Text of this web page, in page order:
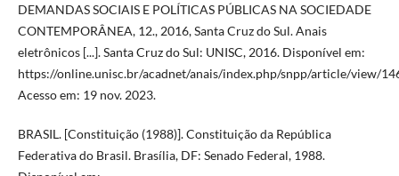
DEMANDAS SOCIAIS E POLÍTICAS PÚBLICAS NA SOCIEDADE
CONTEMPORÂNEA, 12., 2016, Santa Cruz do Sul. Anais
eletrônicos [...]. Santa Cruz do Sul: UNISC, 2016. Disponível em:
https://online.unisc.br/acadnet/anais/index.php/snpp/article/view/
Acesso em: 19 nov. 2023.
BRASIL. [Constituição (1988)]. Constituição da República
Federativa do Brasil. Brasília, DF: Senado Federal, 1988.